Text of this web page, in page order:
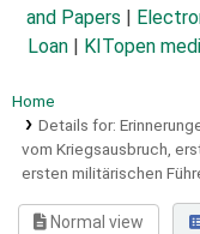
and Papers
Loan
KITopen
Home
Details for:
vom Kriegsausbruch,
ersten militärischen
Normal view